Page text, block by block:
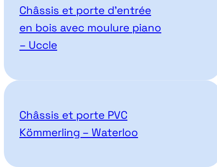
Châssis et porte d’entrée
en bois avec moulure piano
– Uccle
Châssis et porte PVC
Kömmerling – Waterloo